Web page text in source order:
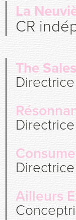
La
CR
The
Ailleurs